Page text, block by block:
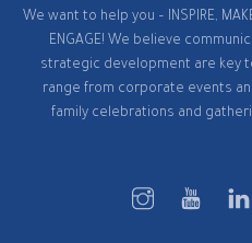
We want to help you – INSPIRE,
ENGAGE! We believe
strategic development are key
range from corporate events
family celebrations and